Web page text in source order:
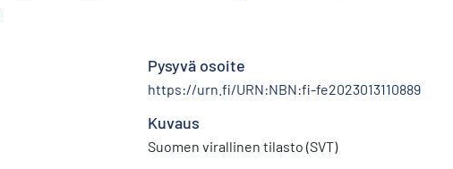
Pysyvä osoite
https://urn.fi/URN:NBN:fi-fe2023013110889
Kuvaus
Suomen virallinen tilasto (SVT)